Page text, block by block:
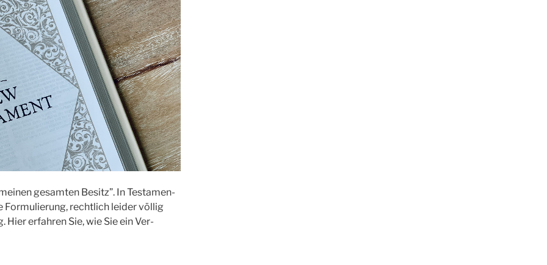
gesam­ten Besitz”. In Tes­ta­men­
For­mu­lie­rung, recht­lich lei­der völ­lig
erfah­ren Sie, wie Sie ein Ver­